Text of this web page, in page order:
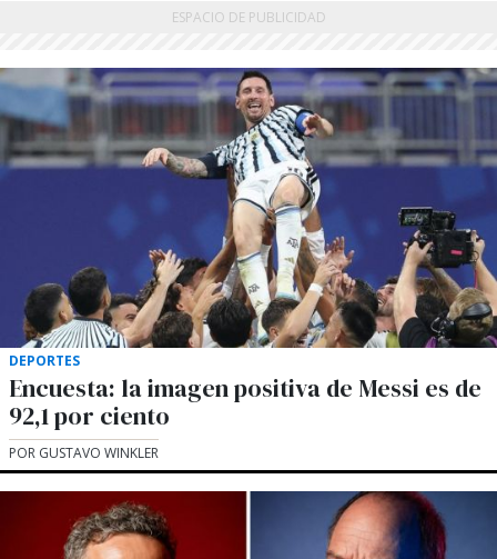
DEPORTES
Encuesta: la imagen positiva de Messi es de
92,1 por ciento
POR GUSTAVO WINKLER